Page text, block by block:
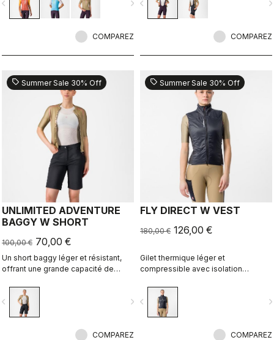
navigate_next
COMPAREZ
poches cargo est prêt à vous
accompagner lors de votre
navigate_before
COMPAREZ
sell Summer Sale 30% Off
UNLIMITED ADVENTURE
BAGGY W SHORT
100,00 € 70,00 €
Un short baggy léger et résistant,
offrant une grande capacité de
aventures à vélo.
navigate_next
COMPAREZ
sell Summer Sale 30% Off
FLY DIRECT W VEST
180,00 € 126,00 €
Gilet thermique léger et
compressible avec isolation
navigate_before
COMPAREZ